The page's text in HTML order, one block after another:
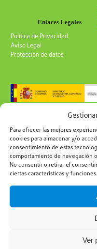
Para ofrecer las mejores
cookies para almacenar y/o
consentimiento de estas
comportamiento de navegación
No consentir o retirar el
ciertas características y funciones.
Ver
Enlaces Legales
Política de Privacidad
Aviso Legal
Protección de datos
Síguenos en redes:
Suscríbete a nuestro